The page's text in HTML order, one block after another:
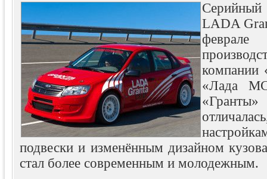
Серийный
LADA
«Лада
подвески и изменённым дизайном
стал более современным и молодежным.